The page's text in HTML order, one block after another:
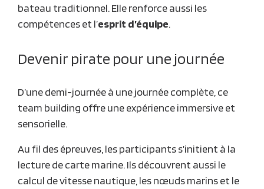
bateau traditionnel. Elle renforce aussi les
compétences et l’esprit d’équipe.
Devenir pirate pour une journée
D’une demi-journée à une journée complète, ce
team building offre une expérience immersive et
sensorielle.
Au fil des épreuves, les participants s’initient à la
lecture de carte marine. Ils découvrent aussi le
calcul de vitesse nautique, les nœuds marins et le